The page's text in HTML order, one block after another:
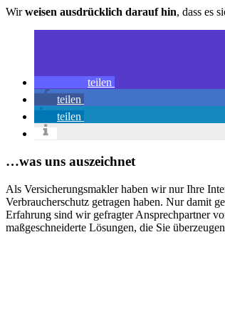
Wirweisen ausdrücklich darauf hin, dass es
teilen
teilen
teilen
…was uns auszeichnet
Als Versicherungsmakler haben wir nur Ihre
Verbraucherschutz getragen haben. Nur damit
Erfahrung sind wir gefragter Ansprechpartner
maßgeschneiderte Lösungen, die Sie